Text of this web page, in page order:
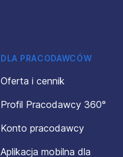
DLA PRACODAWCÓW
Oferta i cennik
Profil Pracodawcy 360°
Konto pracodawcy
Aplikacja mobilna dla